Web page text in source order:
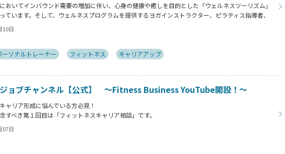
おいてインバウンド需要の増加に伴い、心身の健康や癒しを目的とした「ウェルネスツーリズム」
ています。そして、ウェルネスプログラムを提供するヨガインストラクター、ピラティス指導者、
ー、コンディショニングコーチ、ボクシングトレーナーなどの専門スキルを持つ人材がホテル業界
時代になっています。専門スキルを活かす新たなステージの魅力とは⁉
10日
ーソナルトレーナー フィットネス キャリアアップ
ョブチャンネル【公式】 ～Fitness Business YouTube開設！～
ャリア形成に悩んでいる方必見！
すべき第１回目は「フィットネスキャリア相談」です。
ャリア無料相談窓口」にお寄せいただいた実際のご相談をYouTubeで紹介し、その問題解決までの考
を視聴しながら学べる内容となっております。
07日